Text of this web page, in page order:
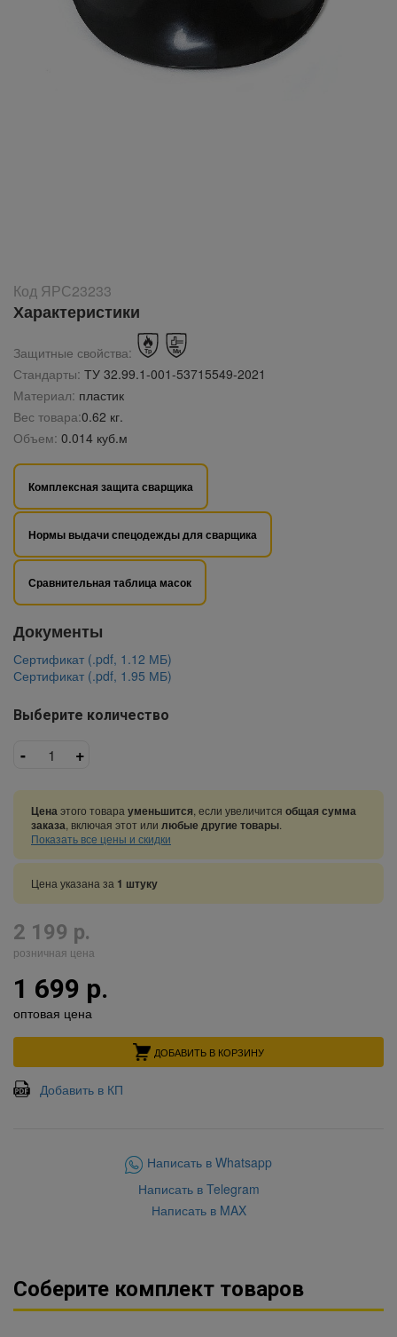
Код ЯРС23233
Характеристики
Защитные свойства:
Стандарты: ТУ 32.99.1-001-53715549-2021
Материал: пластик
Вес товара:0.62 кг.
Объем: 0.014 куб.м
Комплексная защита сварщика
Нормы выдачи спецодежды для сварщика
Сравнительная таблица масок
Документы
Сертификат (.pdf, 1.12 МБ)
Сертификат (.pdf, 1.95 МБ)
Выберите количество
- +
Ценаэтого товара уменьшится , если увеличится общая сумма
заказа , включая этот или любые другие товары
Показать все цены и скидки
Цена указана за 1 штуку
2 199 р.
розничная цена
1 699 р.
оптовая цена
ДОБАВИТЬ В КОРЗИНУ
Добавить в КП
Написать в Whatsapp
Написать в Telegram
Написать в MAX
Соберите комплект товаров